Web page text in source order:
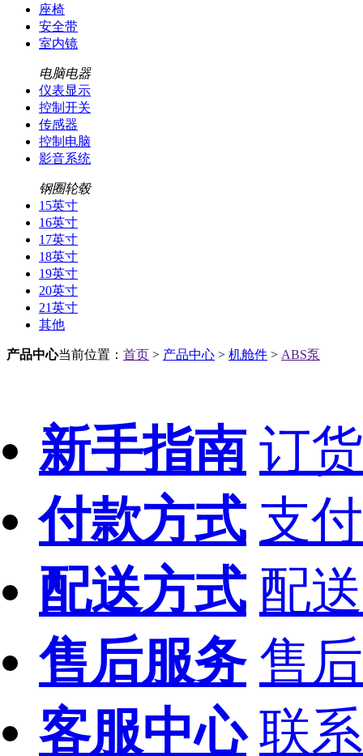
座椅
安全带
室内镜
电脑电器
仪表显示
控制开关
传感器
控制电脑
影音系统
钢圈轮毂
15英寸
16英寸
17英寸
18英寸
19英寸
20英寸
21英寸
其他
产品中心当前位置： 首页 > 产品中心 > 机舱件 > ABS泵
新手指南 订
付款方式 支
配送方式 配
售后服务 售
客服中心 联